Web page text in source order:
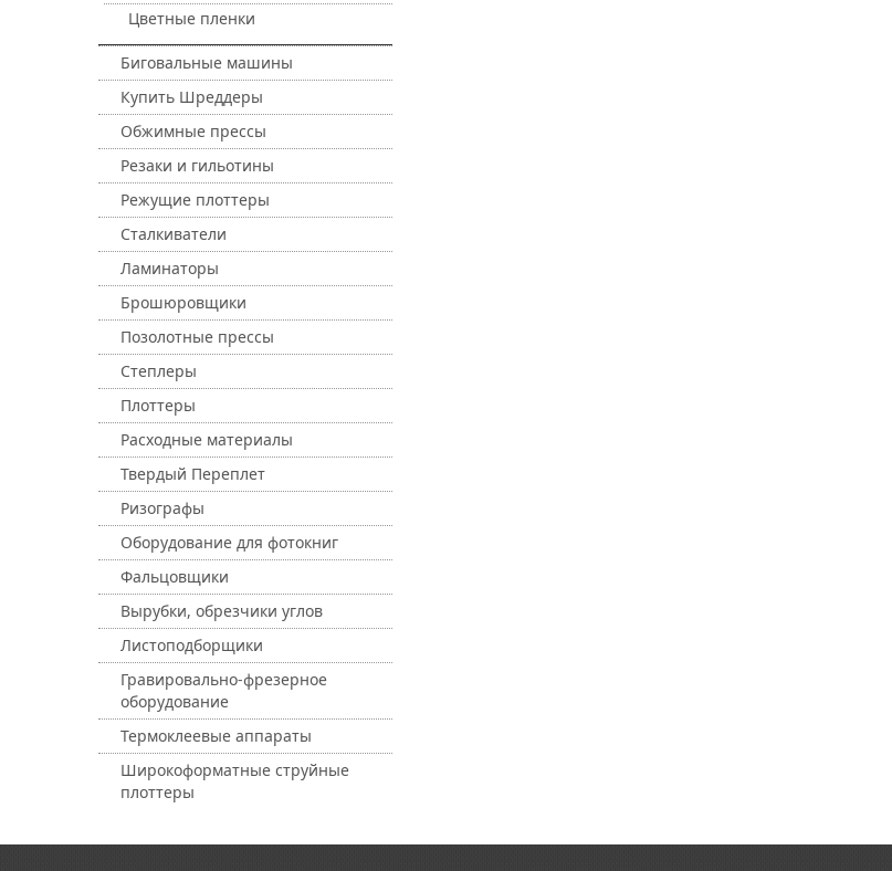
Цветные пленки
Биговальные машины
Купить Шреддеры
Обжимные прессы
Резаки и гильотины
Режущие плоттеры
Сталкиватели
Ламинаторы
Брошюровщики
Позолотные прессы
Степлеры
Плоттеры
Расходные материалы
Твердый Переплет
Ризографы
Оборудование для фотокниг
Фальцовщики
Вырубки, обрезчики углов
Листоподборщики
Гравировально-фрезерное
оборудование
Термоклеевые аппараты
Широкоформатные струйные
плоттеры